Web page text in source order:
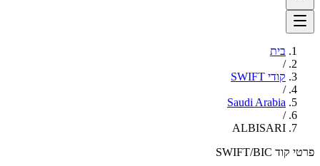
בית
/
קודי SWIFT
/
Saudi Arabia
/
ALBISARI
פרטי קוד SWIFT/BIC